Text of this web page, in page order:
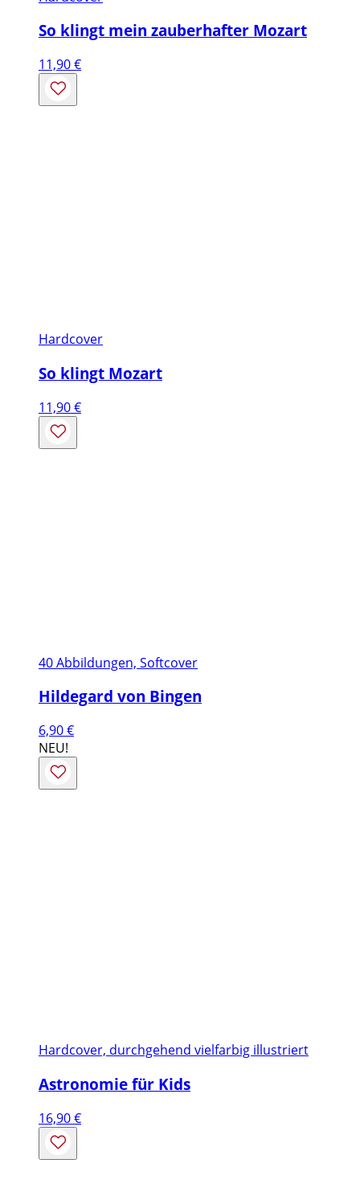
So klingt mein zauberhafter Mozart
11,90€
Hardcover
So klingt Mozart
11,90€
40 Abbildungen, Softcover
Hildegard von Bingen
6,90€
NEU!
Hardcover, durchgehend vielfarbig illustriert
Astronomie für Kids
16,90€